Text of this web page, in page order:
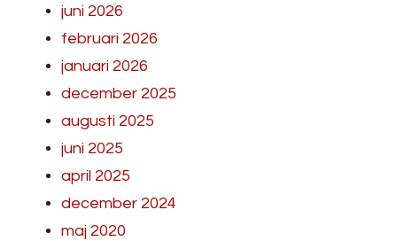
juni 2026
februari 2026
januari 2026
december 2025
augusti 2025
juni 2025
april 2025
december 2024
maj 2020